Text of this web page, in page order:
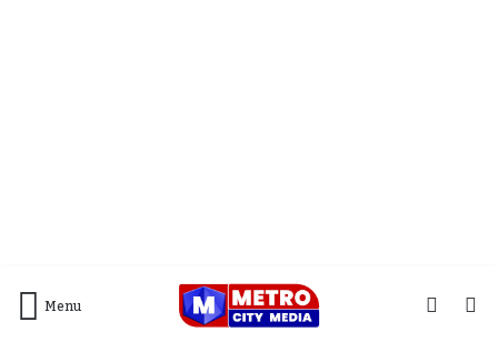
Menu
Log